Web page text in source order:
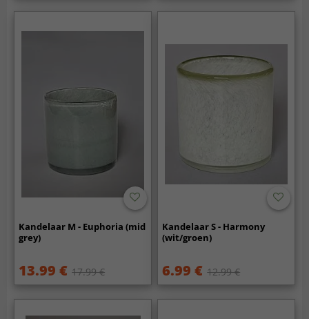
Kandelaar M - Euphoria (mid
grey)
13.99 € 17.99 €
Kandelaar S - Harmony
(wit/groen)
6.99 € 12.99 €